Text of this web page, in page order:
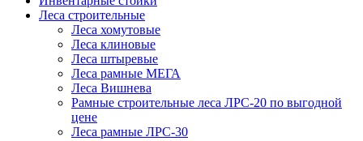
Леса строительные
Леса хомутовые
Леса клиновые
Леса штыревые
Леса рамные МЕГА
Леса Вишнева
Рамные строительные леса ЛРС-20 по выгодной
цене
Леса рамные ЛРС-30